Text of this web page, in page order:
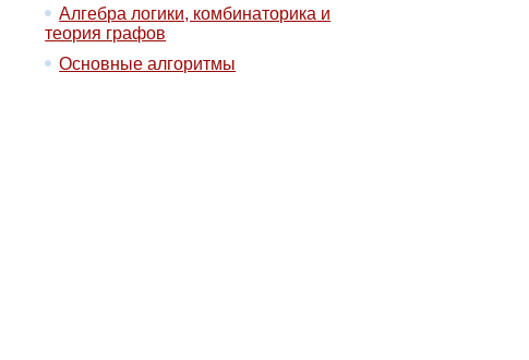
Алгебра логики, комбинаторика и
теория графов
Основные алгоритмы